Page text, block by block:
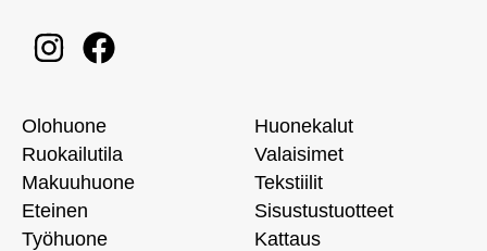
Olohuone
Ruokailutila
Makuuhuone
Eteinen
Työhuone
Huonekalut
Valaisimet
Tekstiilit
Sisustustuotteet
Kattaus